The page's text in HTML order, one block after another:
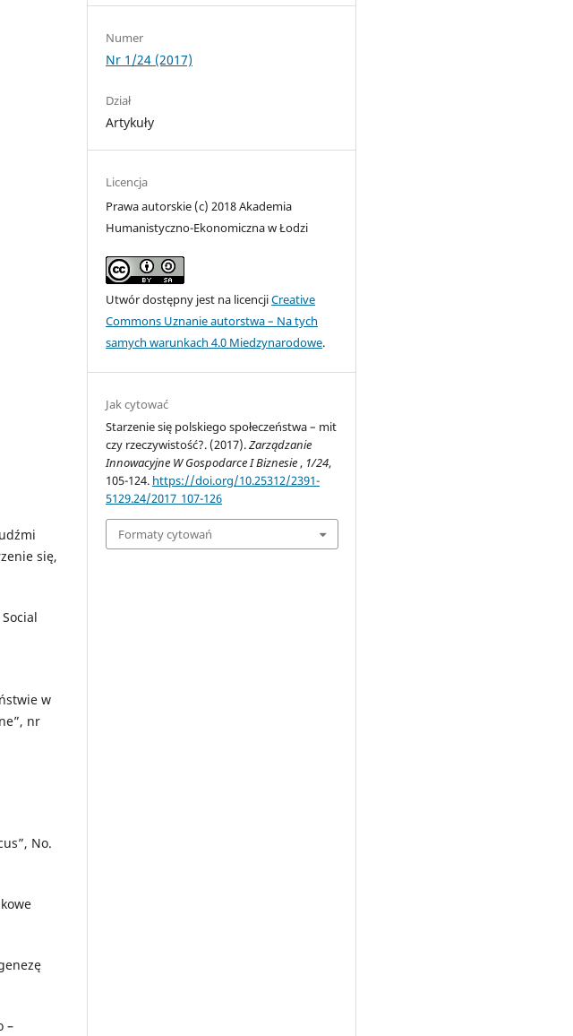
się,
w
nr
No.
–
Numer
Nr 1/24 (2017)
Dział
Artykuły
Licencja
Prawa autorskie (c) 2018 Akademia
Humanistyczno-Ekonomiczna w Łodzi
Utwór dostępny jest na licencjiCreative
Commons Uznanie autorstwa – Na tych
samych warunkach 4.0 Miedzynarodowe.
Jak cytować
Starzenie się polskiego społeczeństwa – mit
czy rzeczywistość?. (2017).Zarządzanie
Innowacyjne W Gospodarce I Biznesie , 1/24,
105-124. https://doi.org/10.25312/2391-
5129.24/2017_107-126
Formaty cytowań